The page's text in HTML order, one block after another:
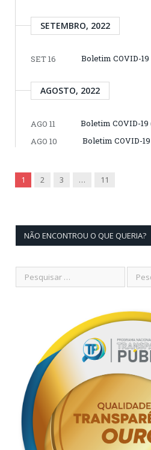
SETEMBRO, 2022
SET 16 Boletim COVID-19
AGOSTO, 2022
AGO 11
Boletim COVID-19
AGO 10
Boletim COVID-
1 2 3 … 11
NÃO ENCONTROU O QUE QUERIA?